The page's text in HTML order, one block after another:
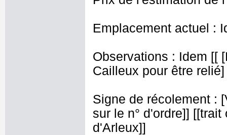
Emplacement actuel :
Observations : Idem [[
Cailleux pour être relié]
Signe de récolement :
sur le n° d'ordre]]
d'Arleux]]